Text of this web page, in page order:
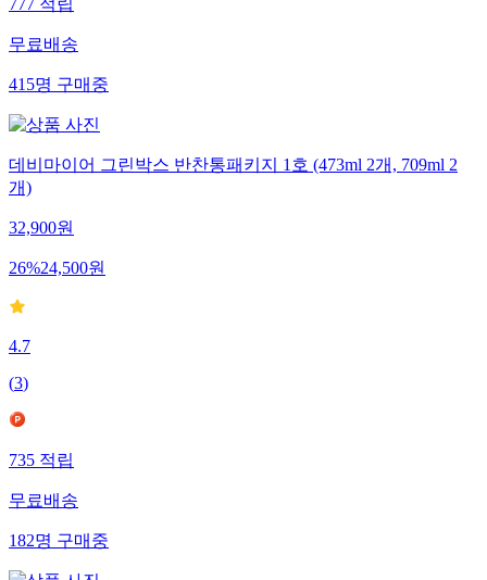
777적립
무료배송
415명구매중
데비마이어 그린박스 반찬통패키지 1호 (473ml 2개, 709ml 2
개)
32,900원
26%24,500원
4.7
(3)
735적립
무료배송
182명구매중